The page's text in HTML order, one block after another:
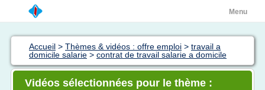
Menu
Accueil > Thèmes & vidéos : offre emploi > travail a
domicile salarie > contrat de travail salarie a domicile
Vidéos sélectionnées pour le thème :